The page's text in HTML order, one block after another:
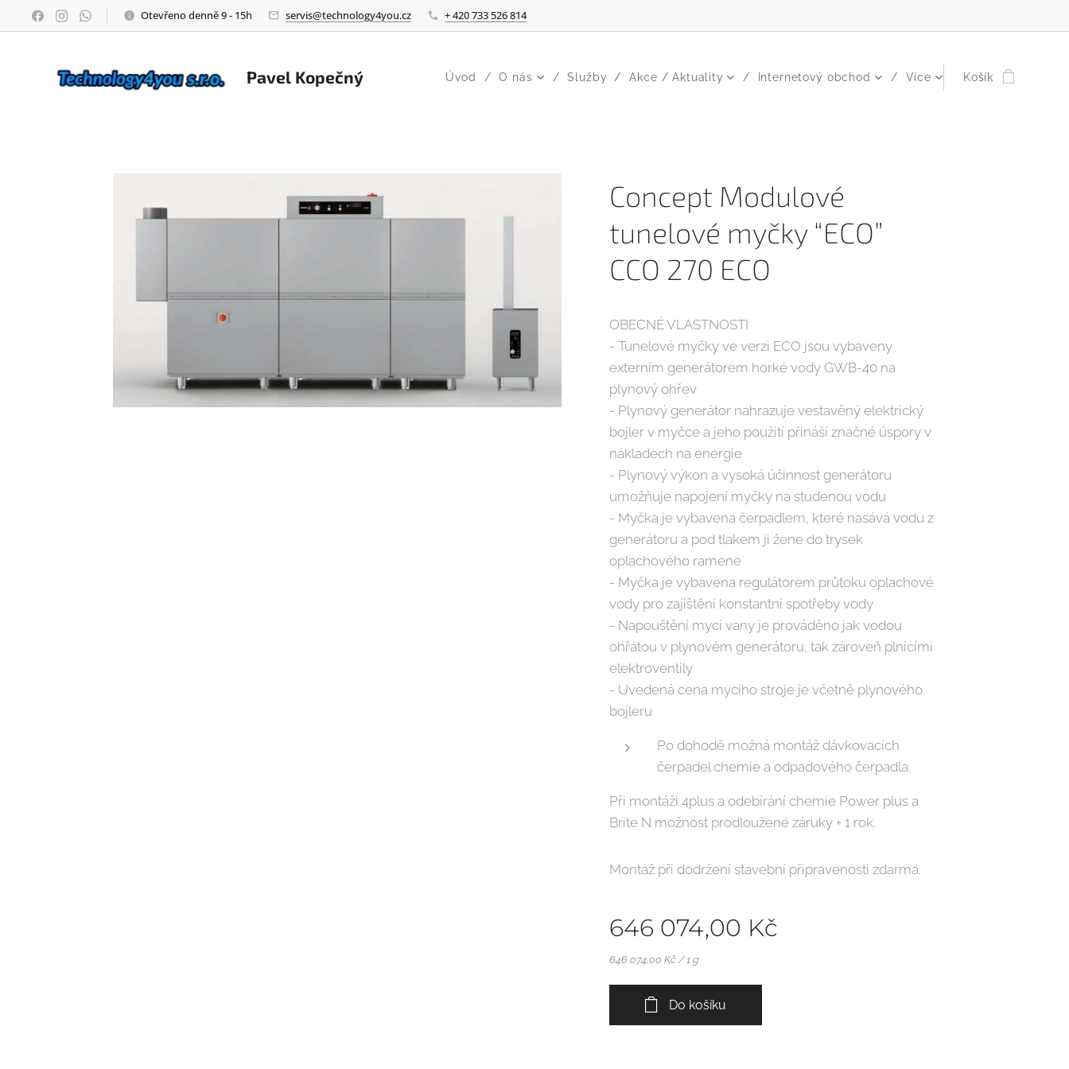
Otevřeno denně 9 - 15h servis@technology4you.cz + 420 733 526 814
Pavel Kopečný Úvod O nás Služby Akce / Aktuality Internetový obchod Více Košík
Concept Modulové
tunelové myčky “ECO”
CCO 270 ECO
OBECNÉ VLASTNOSTI
- Tunelové myčky ve verzi ECO jsou vybaveny
externím generátorem horké vody GWB-40 na
plynový ohřev
- Plynový generátor nahrazuje vestavěný elektrický
bojler v myčce a jeho použití přináší značné úspory v
nákladech na energie
- Plynový výkon a vysoká účinnost generátoru
umožňuje napojení myčky na studenou vodu
- Myčka je vybavena čerpadlem, které nasává vodu z
generátoru a pod tlakem ji žene do trysek
oplachového ramene
- Myčka je vybavena regulátorem průtoku oplachové
vody pro zajištění konstantní spotřeby vody
- Napouštění mycí vany je prováděno jak vodou
ohřátou v plynovém generátoru, tak zároveň plnícími
elektroventily
- Uvedená cena mycího stroje je včetně plynového
bojleru
Po dohodě možná montáž dávkovacích
čerpadel chemie a odpadového čerpadla.
Při montáži 4plus a odebírání chemie Power plus a
Brite N možnost prodloužené záruky + 1 rok.
Montáž při dodržení stavební připravenosti zdarma.
646 074,00 Kč
646 074,00 Kč / 1 g
Do košíku